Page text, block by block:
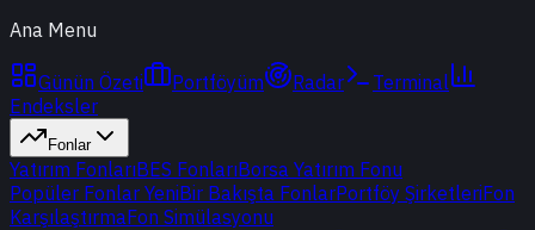
Ana Menu
Günün Özeti Portföyüm Radar
Terminal
Endeksler
Fonlar
Yatırım FonlarıBES FonlarıBorsa Yatırım Fonu
Popüler Fonlar YeniBir Bakışta FonlarPortföy ŞirketleriFon
KarşılaştırmaFon Simülasyonu